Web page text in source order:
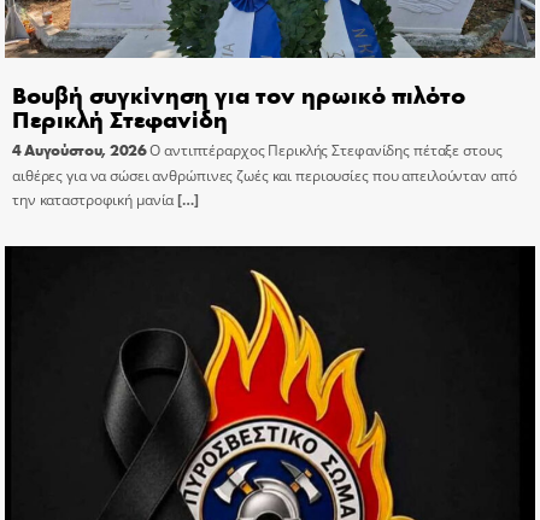
Βουβή συγκίνηση για τον ηρωικό πιλότο
Περικλή Στεφανίδη
4 Αυγούστου, 2026Ο αντιπτέραρχος Περικλής Στεφανίδης πέταξε στους
αιθέρες για να σώσει ανθρώπινες ζωές και περιουσίες που απειλούνταν από
την καταστροφική μανία[…]